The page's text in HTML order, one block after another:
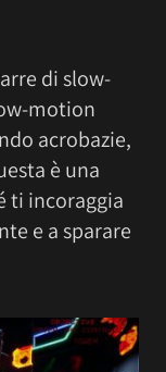
di slow-
motion
acrobazie,
è una
ti incoraggia
e a sparare